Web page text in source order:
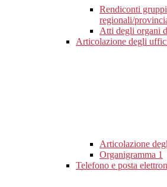
Rendiconti
regionali/
Atti degli organi
Articolazione degli
Articolazione
Organigramma 1
Telefono e posta